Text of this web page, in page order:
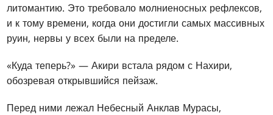
литомантию. Это требовало молниеносных рефлексов,
и к тому времени, когда они достигли самых массивных
руин, нервы у всех были на пределе.
«Куда теперь?» — Акири встала рядом с Нахири,
обозревая открывшийся пейзаж.
Перед ними лежал Небесный Анклав Мурасы,